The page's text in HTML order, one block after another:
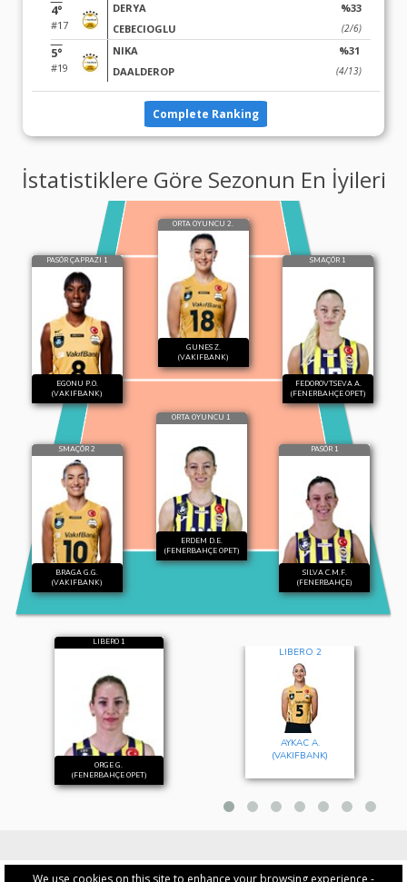
We use cookies on this site to enhance your browsing experience -
4°
#17
DERYA
CEBECIOGLU
%33
(2/6)
5°
#19
NIKA
DAALDEROP
%31
(4/13)
Complete Ranking
İstatistiklere Göre Sezonun En İyileri
PASÖR ÇAPRAZI 1
EGONU P.O.
(VAKIFBANK)
ORTA OYUNCU 2.
GUNES Z.
(VAKIFBANK)
SMAÇÖR 1
FEDOROVTSEVA A.
(FENERBAHÇE OPET)
SMAÇÖR 2
BRAGA G.G.
(VAKIFBANK)
ORTA OYUNCU 1
ERDEM D.E.
(FENERBAHÇE OPET)
PASÖR 1
SILVA C.M.F.
(FENERBAHÇE)
LIBERO 1
ORGE G.
(FENERBAHÇE OPET)
LIBERO 2
AYKAC A.
(VAKIFBANK)